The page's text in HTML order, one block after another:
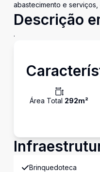
abastecimento e
Descrição
.
Área Total 292m²
Brinquedoteca